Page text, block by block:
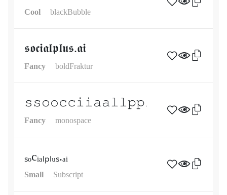
Cool blackBubble
𝖘𝖔𝖈𝖎𝖆𝖑𝖕𝖑𝖚𝖘.𝖆𝖎
Fancy boldFraktur
Fancy monospace
ₛₒcᵢₐₗₚₗᵤₛ.ₐᵢ
Small Subscript